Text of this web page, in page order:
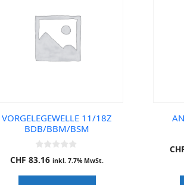
VORGELEGEWELLE 11/18Z
BDB/BBM/BSM
0
o
CHF 83.16 inkl. 7.7% MwSt.